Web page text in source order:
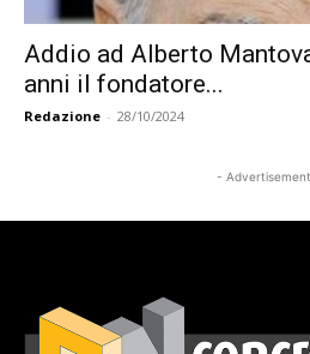
Addio ad Alberto
anni il fondatore...
Redazione - 28/10/2024
-